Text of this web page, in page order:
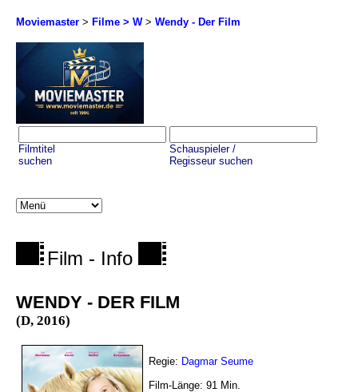
Moviemaster > Filme > W> Wendy - Der Film
Filmtitel
suchen
Schauspieler /
Regisseur suchen
Film - Info
WENDY - DER FILM
(D, 2016)
Regie: Dagmar Seume
Film-Länge: 91 Min.